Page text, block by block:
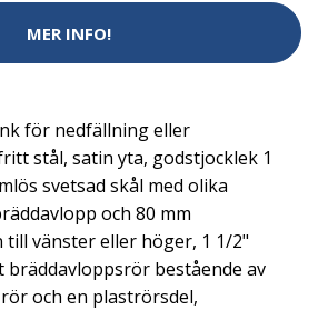
MER INFO!
för nedfällning eller
stål, satin yta, godstjocklek 1
svetsad skål med olika
och 80 mm
till vänster eller höger, 1 1/2"
bräddavloppsrör bestående av
och en plaströrsdel,